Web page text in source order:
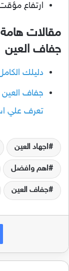
ارتفاع
مقالات
جفاف العين
دليلك
جفاف
تعرف علي
اجهاد العين
اهم وافضل
جفاف العين